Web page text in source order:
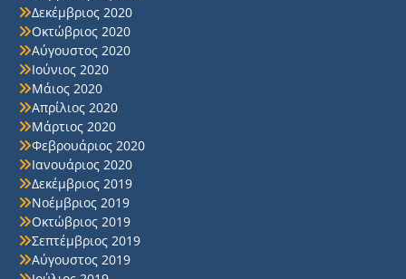
Δεκέμβριος 2020
Οκτώβριος 2020
Αύγουστος 2020
Ιούνιος 2020
Μάιος 2020
Απρίλιος 2020
Μάρτιος 2020
Φεβρουάριος 2020
Ιανουάριος 2020
Δεκέμβριος 2019
Νοέμβριος 2019
Οκτώβριος 2019
Σεπτέμβριος 2019
Αύγουστος 2019